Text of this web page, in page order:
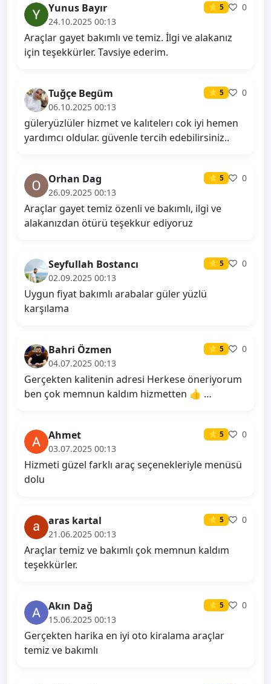
Yunus Bayır ⭐ 5
0
24.10.2025 00:13
Araçlar gayet bakımlı ve temiz. İlgi ve alakanız
için teşekkürler. Tavsiye ederim.
Tuğçe Begüm ⭐ 5
0
06.10.2025 00:13
güleryüzlüler hizmet ve kalıtelerı cok iyi hemen
yardımcı oldular. güvenle tercih edebilirsiniz..
Orhan Dag ⭐ 5
0
26.09.2025 00:13
Araçlar gayet temiz özenli ve bakımlı, ilgi ve
alakanızdan ötürü teşekkur ediyoruz
Seyfullah Bostancı ⭐ 5
0
02.09.2025 00:13
Uygun fiyat bakımlı arabalar güler yüzlü
karşılama
Bahri Özmen ⭐ 5
0
04.07.2025 00:13
Gerçekten kalitenin adresi Herkese öneriyorum
ben çok memnun kaldım hizmetten 👍 …
Ahmet ⭐ 5
0
03.07.2025 00:13
Hizmeti güzel farklı araç seçenekleriyle menüsü
dolu
aras kartal ⭐ 5
0
21.06.2025 00:13
Araçlar temiz ve bakımlı çok memnun kaldım
teşekkürler.
Akın Dağ ⭐ 5
0
15.06.2025 00:13
Gerçekten harika en iyi oto kiralama araçlar
temiz ve bakımlı